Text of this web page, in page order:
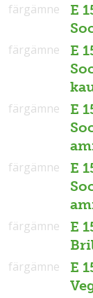
E
färgämne
E
färgämne
E
färgämne
E
färgämne
E
färgämne
E
färgämne